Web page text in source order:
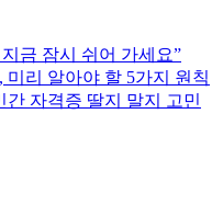
금 잠시 쉬어 가세요”
리 알아야 할 5가지 원칙
자격증 딸지 말지 고민